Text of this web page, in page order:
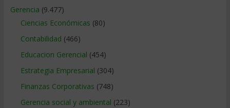
Gerencia (9.477)
Ciencias Económicas (80)
Contabilidad (466)
Educacion Gerencial (454)
Estrategia Empresarial (304)
Finanzas Corporativas (748)
Gerencia social y ambiental (223)